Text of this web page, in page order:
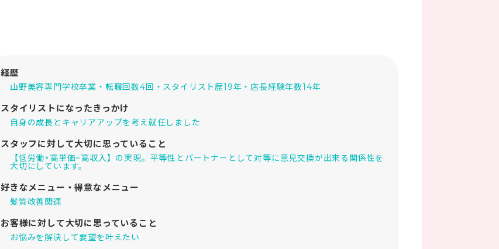
経歴
山野美容専門学校卒業・転職回数4回・スタイリスト歴19年・店長経験年数14年
スタイリストになったきっかけ
自身の成長とキャリアアップを考え就任しました
スタッフに対して大切に思っていること
【低労働×高単価=高収入】の実現。平等性とパートナーとして対等に意見交換が出来る関係性を
大切にしています。
好きなメニュー・得意なメニュー
髪質改善関連
お客様に対して大切に思っていること
お悩みを解決して要望を叶えたい